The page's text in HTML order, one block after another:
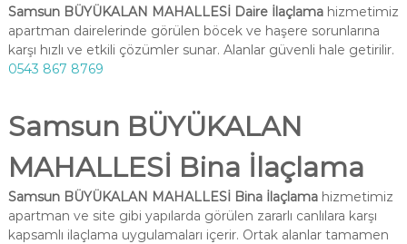
Samsun BÜYÜKALAN MAHALLESİ Daire İlaçlamahizmetimiz
apartman dairelerinde görülen böcek ve haşere sorunlarına
karşı hızlı ve etkili çözümler sunar. Alanlar güvenli hale getirilir.
0543 867 8769
Samsun BÜYÜKALAN
MAHALLESİ Bina İlaçlama
Samsun BÜYÜKALAN MAHALLESİ Bina İlaçlamahizmetimiz
apartman ve site gibi yapılarda görülen zararlı canlılara karşı
kapsamlı ilaçlama uygulamaları içerir. Ortak alanlar tamamen